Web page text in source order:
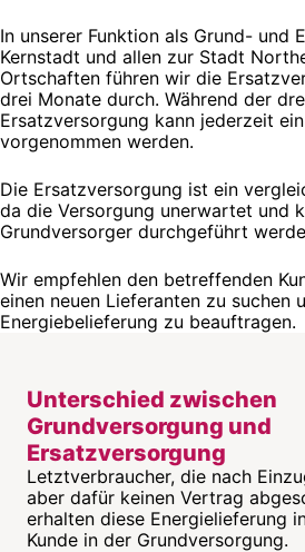
In unserer Funktion als Grund- und
Kernstadt und allen zur Stadt
Ortschaften führen wir die
drei Monate durch. Während der
Ersatzversorgung kann jederzeit
vorgenommen werden.
Die Ersatzversorgung ist ein
da die Versorgung unerwartet und
Grundversorger durchgeführt
Wir empfehlen den betreffenden
einen neuen Lieferanten zu suchen
Energiebelieferung zu beauftragen.
Unterschied zwischen
Grundversorgung und
Ersatzversorgung
Letztverbraucher, die nach
aber dafür keinen Vertrag
erhalten diese Energielieferung
Kunde in der Grundversorgung.